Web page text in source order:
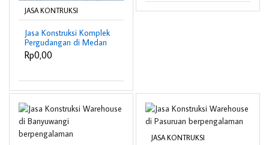
JASA KONTRUKSI
Jasa Konstruksi Komplek
Pergudangan di Medan
berpengalaman
Rp0,00
JASA KONTRUKSI